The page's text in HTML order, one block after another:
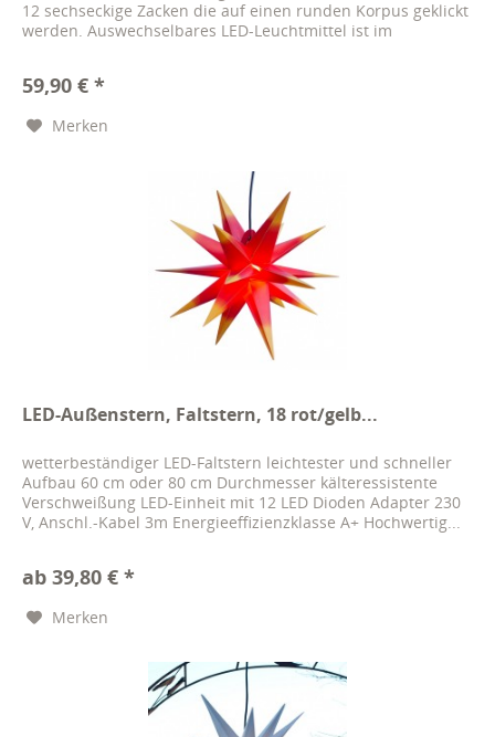
12 sechseckige Zacken die auf einen runden Korpus geklickt
werden. Auswechselbares LED-Leuchtmittel ist im
59,90 € *
Merken
LED-Außenstern, Faltstern, 18 rot/gelb...
wetterbeständiger LED-Faltstern leichtester und schneller
Aufbau 60 cm oder 80 cm Durchmesser kälteressistente
Verschweißung LED-Einheit mit 12 LED Dioden Adapter 230
V, Anschl.-Kabel 3m Energieeffizienzklasse A+ Hochwertig...
ab 39,80 € *
Merken